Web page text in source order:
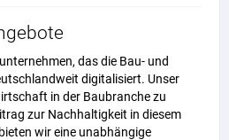
das die Bau- und
digitalisiert. Unser
in der Baubranche zu
zur Nachhaltigkeit in diesem
wir eine unabhängige